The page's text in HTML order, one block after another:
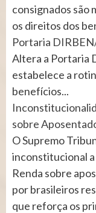
consignados são
os direitos dos
Portaria
Altera a Portaria
estabelece a
benefícios...
sobre
O Supremo
inconstitucional
Renda sobre
por brasileiros
que reforça os